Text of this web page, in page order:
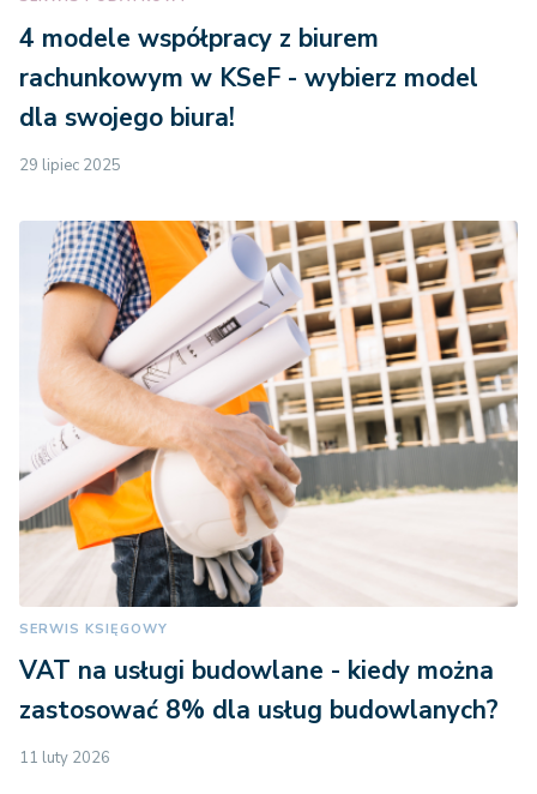
4 modele współpracy z biurem
rachunkowym w KSeF - wybierz model
dla swojego biura!
29 lipiec 2025
SERWIS KSIĘGOWY
VAT na usługi budowlane - kiedy można
zastosować 8% dla usług budowlanych?
11 luty 2026